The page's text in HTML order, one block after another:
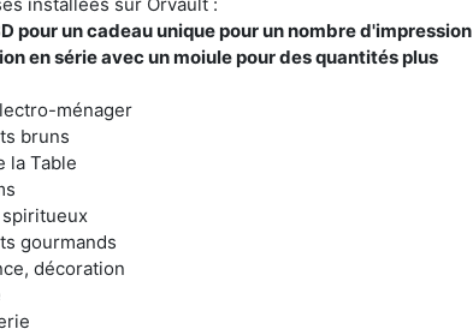
installées sur Orvault :
pour un cadeau unique pour un nombre d'impression
en série avec un moiule pour des quantités plus
ménager
bruns
la Table
spiritueux
gourmands
décoration